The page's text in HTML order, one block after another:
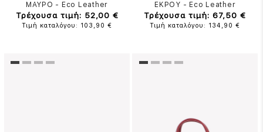
ΜΑΥΡΟ - Eco Leather
Τρέχουσα τιμή: 52,00 €
Τιμή καταλόγου: 103,90 €
ΕΚΡΟΥ - Eco Leather
Τρέχουσα τιμή: 67,50 €
Τιμή καταλόγου: 134,90 €